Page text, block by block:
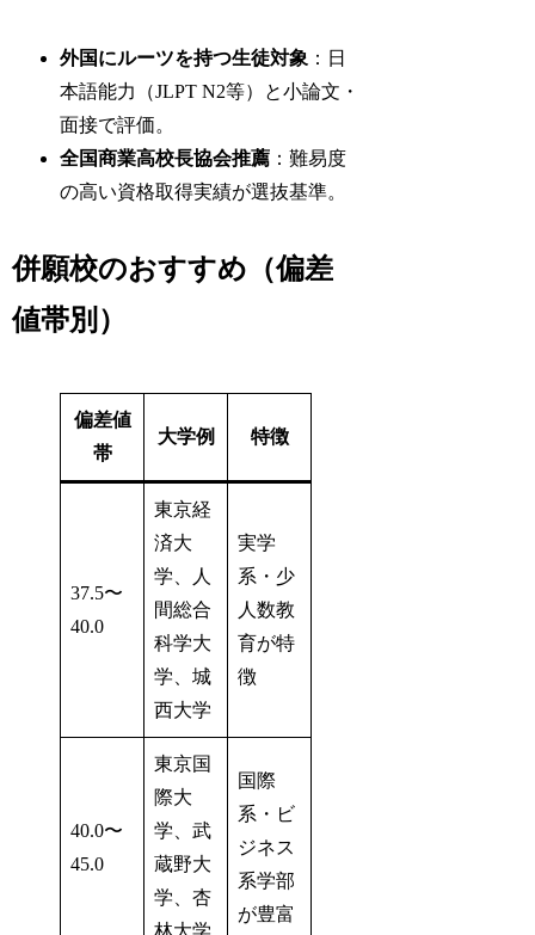
外国にルーツを持つ生徒対象 ：日
本語能力（JLPT N2等）と小論文・
面接で評価。
全国商業高校長協会推薦 ：難易度
の高い資格取得実績が選抜基準。
併願校のおすすめ（偏差
値帯別）
偏差値
帯
大学例 特徴
37.5〜
40.0
東京経
済大
学、人
間総合
科学大
学、城
西大学
実学
系・少
人数教
育が特
徴
40.0〜
45.0
東京国
際大
学、武
蔵野大
学、杏
林大学
国際
系・ビ
ジネス
系学部
が豊富